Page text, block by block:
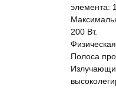
элемента:
200 Вт.
Полоса